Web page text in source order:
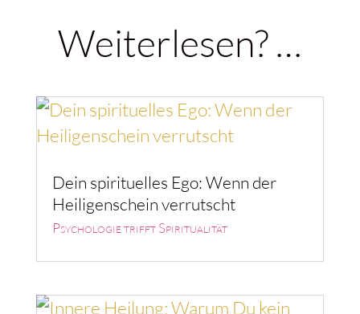
Weiterlesen? …
Dein spirituelles Ego: Wenn der
Heiligenschein verrutscht
Psychologie trifft Spiritualität